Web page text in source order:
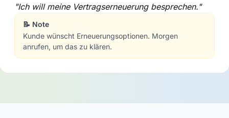
"Ich will meine Vertragserneuerung besprechen."
📝 Note
Kunde wünscht Erneuerungsoptionen. Morgen
anrufen, um das zu klären.